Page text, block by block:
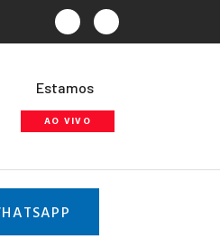
Estamos
AO VIVO